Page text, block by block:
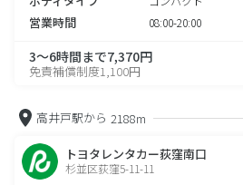
営業時間 08:00-20:00
3～6時間まで7,370円
免責補償制度1,100円
高井戸駅から 2188m
トヨタレンタカー荻窪南口
杉並区荻窪5-11-11